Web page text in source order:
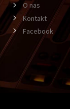
O nas
Kontakt
Facebook